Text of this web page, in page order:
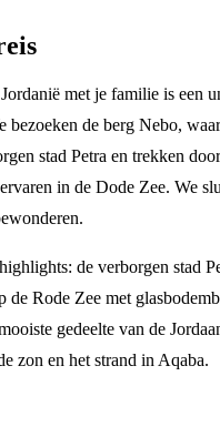
met je familie is een
bezoeken de berg Nebo,
stad Petra en trekken
in de Dode Zee. We
de verborgen stad
de Rode Zee met
gedeelte van de
zon en het strand in Aqaba.